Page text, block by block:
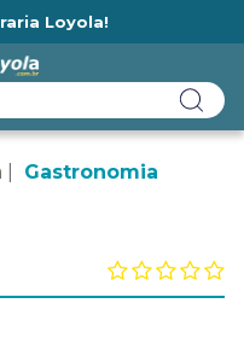
Loyola!
Gastronomia